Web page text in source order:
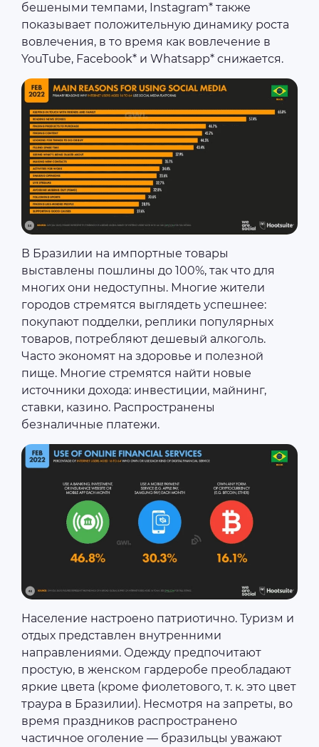
бешеными темпами, Instagram* также
показывает положительную динамику роста
вовлечения, в то время как вовлечение в
YouTube, Facebook* и Whatsapp* снижается.
В Бразилии на импортные товары
выставлены пошлины до 100%, так что для
многих они недоступны. Многие жители
городов стремятся выглядеть успешнее:
покупают подделки, реплики популярных
товаров, потребляют дешевый алкоголь.
Часто экономят на здоровье и полезной
пище. Многие стремятся найти новые
источники дохода: инвестиции, майнинг,
ставки, казино. Распространены
безналичные платежи.
Население настроено патриотично. Туризм и
отдых представлен внутренними
направлениями. Одежду предпочитают
простую, в женском гардеробе преобладают
яркие цвета (кроме фиолетового, т. к. это цвет
траура в Бразилии). Несмотря на запреты, во
время праздников распространено
частичное оголение — бразильцы уважают